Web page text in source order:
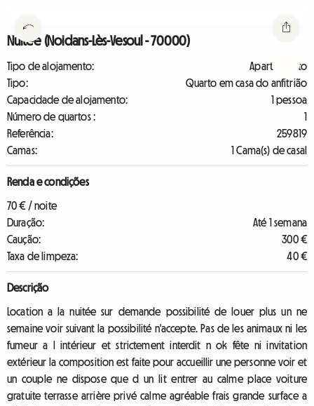
Nuitée (Noidans-Lès-Vesoul - 70000)
Tipo de alojamento:
Apartamento
Tipo:
Quarto em casa do anfitrião
Capacidade de alojamento:
1 pessoa
Número de quartos :
1
Referência:
259819
Camas:
1 Cama(s) de casal
Renda e condições
70 € / noite
Duração:
Até 1 semana
Caução:
300 €
Taxa de limpeza:
40 €
Descrição
Location a la nuitée sur demande possibilité de louer plus un ne
semaine voir suivant la possibilité n'accepte. Pas de les animaux ni les
fumeur a l intérieur et strictement interdit n ok fête ni invitation
extérieur la composition est faite pour accueillir une personne voir et
un couple ne dispose que d un lit entrer au calme place voiture
gratuite terrasse arrière privé calme agréable frais grande surface a